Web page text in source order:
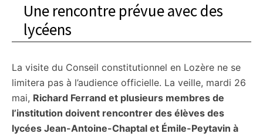
Une rencontre prévue avec des
lycéens
La visite du Conseil constitutionnel en Lozère ne se
limitera pas à l’audience officielle. La veille, mardi 26
mai, Richard Ferrand et plusieurs membres de
l’institution doivent rencontrer des élèves des
lycées Jean-Antoine-Chaptal et Émile-Peytavin à